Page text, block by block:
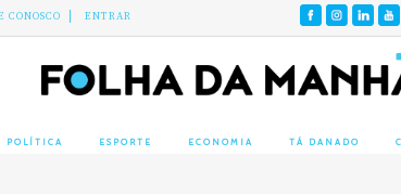
CONOSCO ENTRAR
POLÍTICA ESPORTE ECONOMIA TÁ DANADO